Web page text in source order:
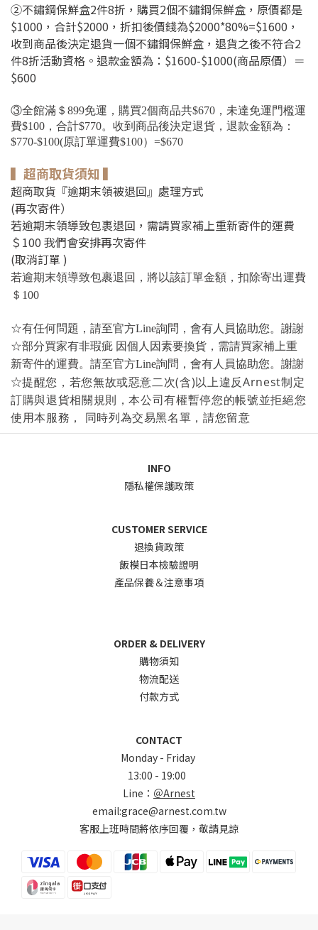
②不鏽鋼保鮮盒2件8折，購買2個不鏽鋼保鮮盒，原價都是
$1000，合計$2000，折扣後價錢為$2000*80%=$1600 ，
收到商品後決定退貨一個不鏽鋼保鮮盒， 退貨之後不符合2
件8折活動資格。 退款金額為： $1600-$1000(商品原價）＝
$600
③全館滿＄899免運，購買2個商品共$670 ，未達免運門檻運
費$100 ，合計$770。 收到商品後決定退貨 ， 退款金額為：
$770-$100(原訂單運費$100）=$670
▍超商取貨須知 ▍
超商取貨『逾期末領被退回』處理方式
(再次寄件）
若逾期末領導致包裹退回，需請買家補上重新寄件的運費
＄100 我們會安排再次寄件
(取消訂單 )
若逾期末領導致包裹退回，將以該訂單金額，扣除寄出運費
＄100
☆有任何問題，請至官方Line詢問，會有人員協助您。謝謝
☆部分買家有非瑕疵 因個人因素要換貨 ，需請買家補上重
新寄件的運費。
請至官方Line詢問，會有人員協助您。謝謝
☆提醒您，若您無故或惡意二次(含)以上違反Arnest制定
訂購與退貨相關規則，本公司有權暫停您的帳號並拒絕您
使用本服務，
同時列為交易黑名單，請您留意
INFO
隱私權保護政策
CUSTOMER SERVICE
退換貨政策
飯模日本檢驗證明
產品保養＆注意事項
ORDER & DELIVERY
購物須知
物流配送
付款方式
CONTACT
Monday - Friday
13:00 - 19:00
Line： ＠Arnest
email:grace@arnest.com.tw
客服上班時間將依序回覆，敬請見諒